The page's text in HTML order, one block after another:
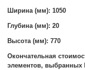
Ширина (мм): 1050
Глубина (мм): 20
Высота (мм): 770
Окончательная
элементов, выбранных